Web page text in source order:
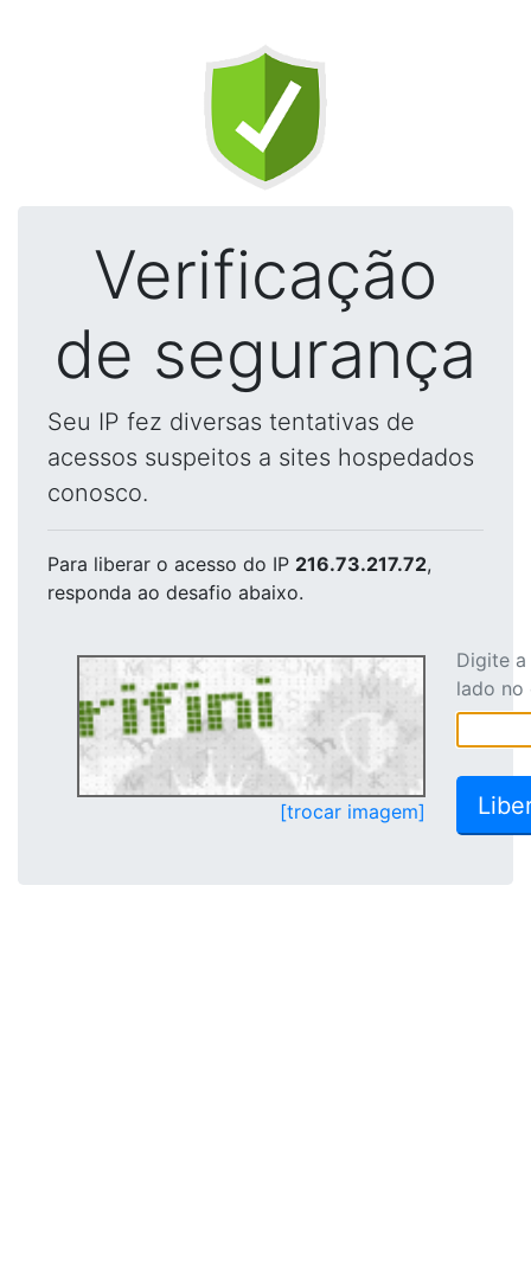
Verificação
de segurança
Seu IP fez diversas tentativas de
acessos suspeitos a sites hospedados
conosco.
Para liberar o acesso do IP 216.73.217.72,
responda ao desafio abaixo.
[trocar imagem]
Digite
lado no